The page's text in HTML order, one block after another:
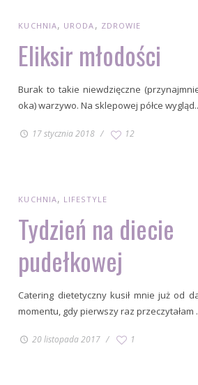
KUCHNIA URODA ZDROWIE
Eliksir młodości
Burak to takie niewdzięczne
oka) warzywo. Na sklepowej półce
17 stycznia 2018 12
KUCHNIA LIFESTYLE
Tydzień na diecie
pudełkowej
Catering dietetyczny kusił mnie już od
momentu, gdy pierwszy raz przeczytałam
20 listopada 2017 1